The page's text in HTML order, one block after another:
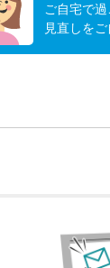
ご自宅で
見直しをご